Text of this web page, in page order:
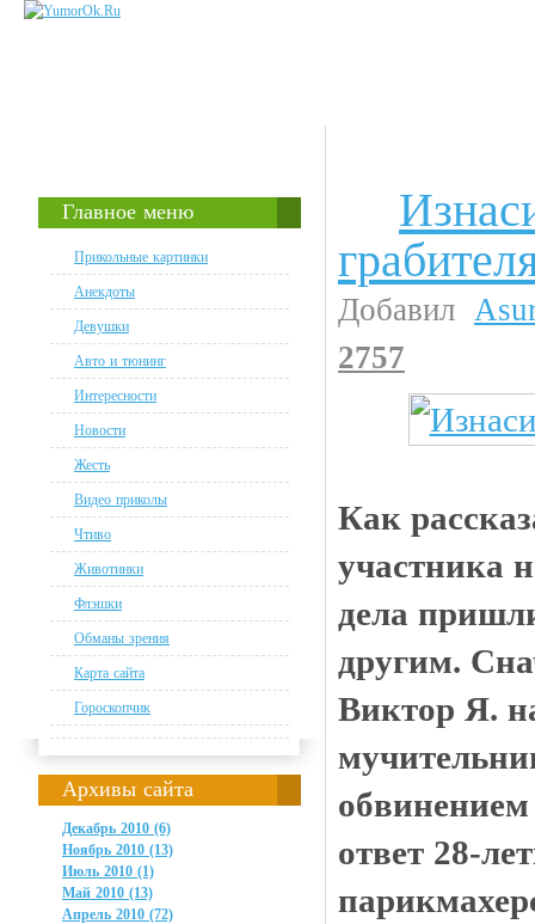
Главное меню
Прикольные картинки
Анекдоты
Девушки
Авто и тюнинг
Интересности
Новости
Жесть
Видео приколы
Чтиво
Животинки
Флэшки
Обманы зрения
Карта сайта
Гороскопчик
Архивы сайта
Декабрь 2010 (6)
Ноябрь 2010 (13)
Июль 2010 (1)
Май 2010 (13)
Апрель 2010 (72)
Добавил
2757
Как
участника
дела
другим.
Виктор Я.
ответ 28-